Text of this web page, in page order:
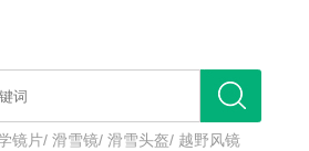
镜片/ 滑雪镜/ 滑雪头盔/ 越野风镜